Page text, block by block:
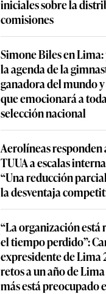
iniciales sobre la
comisiones
Simone Biles en Lima:
la agenda de la
ganadora del mundo
que emocionará a
selección nacional
Aerolíneas responden
TUUA a escalas
“Una reducción
la desventaja
“La organización está
el tiempo perdido”:
expresidente de Lima
retos a un año de
más está preocupado